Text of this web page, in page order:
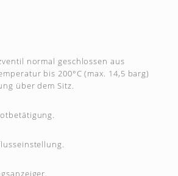
normal geschlossen aus
bis 200°C (max. 14,5 barg)
über dem Sitz.